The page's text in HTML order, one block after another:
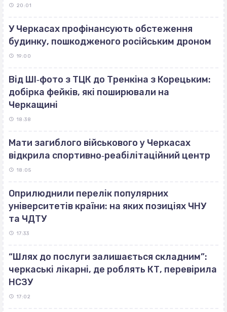
20:01
У Черкасах профінансують обстеження
будинку, пошкодженого російським дроном
19:00
Від ШІ‐фото з ТЦК до Тренкіна з Корецьким:
добірка фейків, які поширювали на
Черкащині
18:38
Мати загиблого військового у Черкасах
відкрила спортивно‐реабілітаційний центр
18:05
Оприлюднили перелік популярних
університетів країни: на яких позиціях ЧНУ
та ЧДТУ
17:33
“Шлях до послуги залишається складним”:
черкаські лікарні, де роблять КТ, перевірила
НСЗУ
17:02